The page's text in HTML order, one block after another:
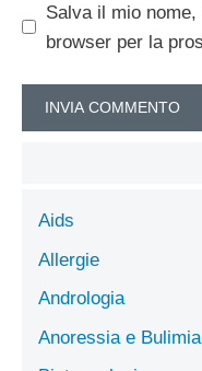
Salva il mio
browser per la
Aids
Allergie
Andrologia
Anoressia e Bulimia